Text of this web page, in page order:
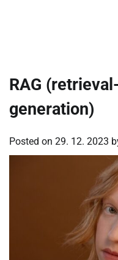
RAG
generation)
Posted on 29. 12. 2023